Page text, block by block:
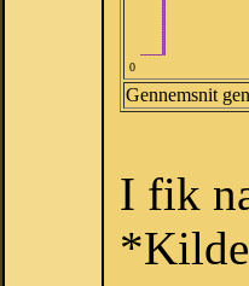
0
Gennemsnit
I fik